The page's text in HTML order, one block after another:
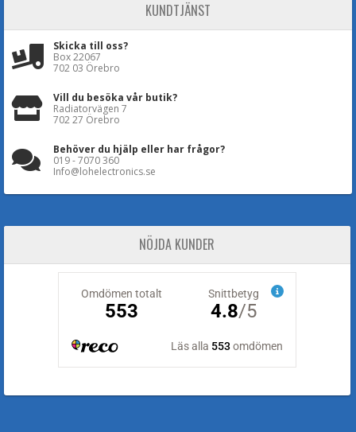
KUNDTJÄNST
Skicka till oss?
Box 22067
702 03 Örebro
Vill du besöka vår butik?
Radiatorvägen 7
702 27 Örebro
Behöver du hjälp eller har frågor?
019 - 7070 360
Info@lohelectronics.se
NÖJDA KUNDER